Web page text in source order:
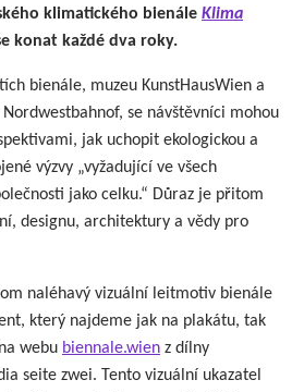
klimatického bienále Klima
konat každé dva roky.
bienále, muzeu KunstHausWien a
se návštěvníci mohou
jak uchopit ekologickou a
výzvy „vyžadující ve všech
jako celku.“ Důraz je přitom
designu, architektury a vědy pro
naléhavý vizuální leitmotiv bienále
který najdeme jak na plakátu, tak
webu biennale.wien z dílny
seite zwei. Tento vizuální ukazatel